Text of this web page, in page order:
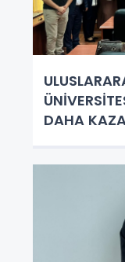
DAHA